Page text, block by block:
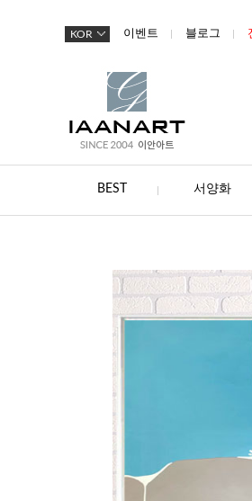
KOR 이벤트 블로그
BEST 서양화